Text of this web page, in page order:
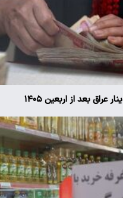
عراق بعد از اربعین ۱۴۰۵